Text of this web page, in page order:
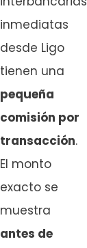
inmediatas
desde Ligo
tienen una
pequeña
comisión por
transacción.
El monto
exacto se
muestra
antes de